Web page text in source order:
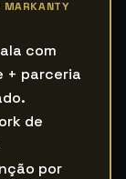
com
+ parceria
de
por